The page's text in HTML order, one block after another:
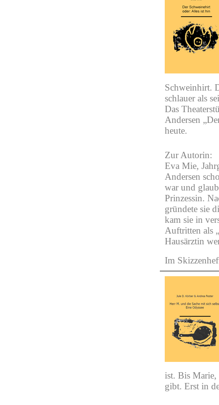
Schweinhirt.
schlauer als
Das
Andersen
heute.
Zur Autorin:
Eva Mie,
Andersen
war und
Prinzessin.
gründete sie
kam sie in
Auftritten als
Hausärztin
Im
ist. Bis Marie,
gibt. Erst in